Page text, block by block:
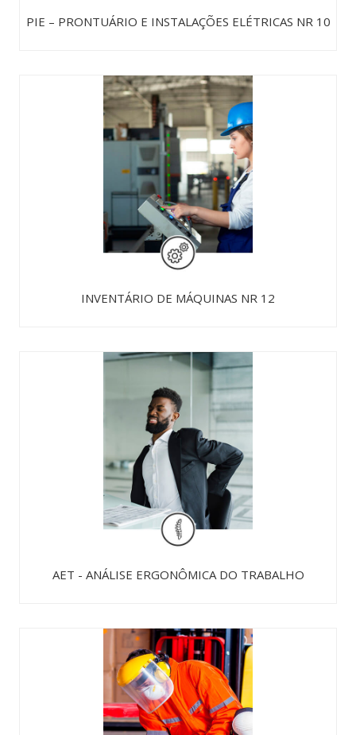
PIE – PRONTUÁRIO E INSTALAÇÕES ELÉTRICAS NR 10
INVENTÁRIO DE MÁQUINAS NR 12
AET - ANÁLISE ERGONÔMICA DO TRABALHO